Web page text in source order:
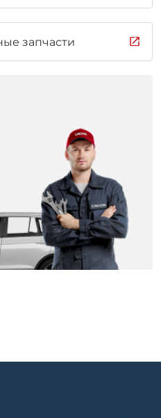
запчасти